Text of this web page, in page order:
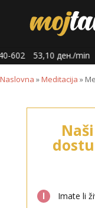
602 53,10 ден./min
Naslovna »Meditacija »
l Imate li